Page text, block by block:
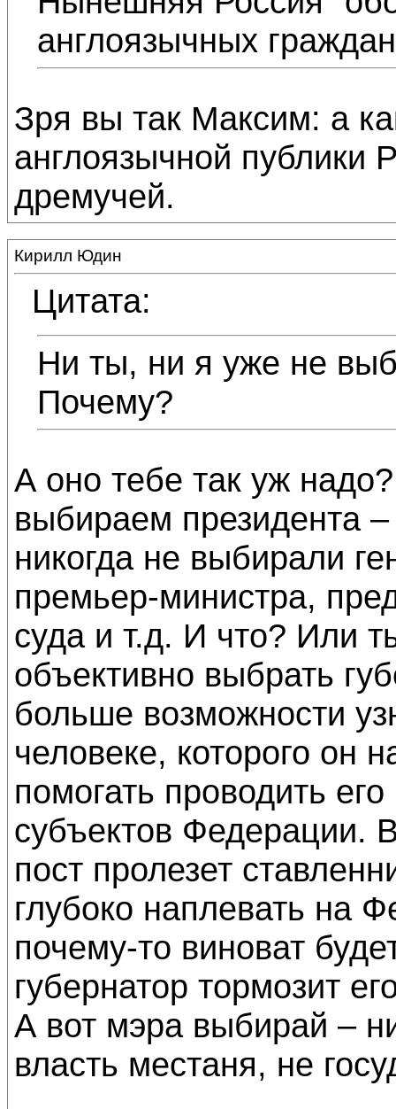
англоязычных
Зря вы так Максим: а
англоязычной публики
дремучей.
Кирилл Юдин
Цитата:
Ни ты, ни я уже не
Почему?
А оно тебе так уж
выбираем президента
никогда не выбирали
премьер-министра,
суда и т.д. И что? Или
объективно выбрать
больше возможности
человеке, которого он
помогать проводить
субъектов Федерации.
пост пролезет
глубоко наплевать на
почему-то виноват
губернатор тормозит
А вот мэра выбирай –
власть местаня, не